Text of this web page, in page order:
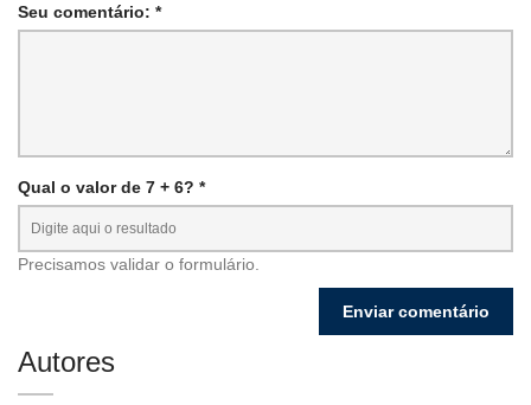
Seu comentário: *
Qual o valor de 7 + 6? *
Precisamos validar o formulário.
Autores